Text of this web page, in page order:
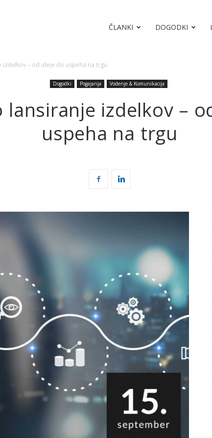
ČLANKI DOGODKI
izdelkov – od ideje do uspeha na trgu
Dogodki Pogajanja Vodenje & Komunikacija
lansiranje izdelkov –
uspeha na trgu